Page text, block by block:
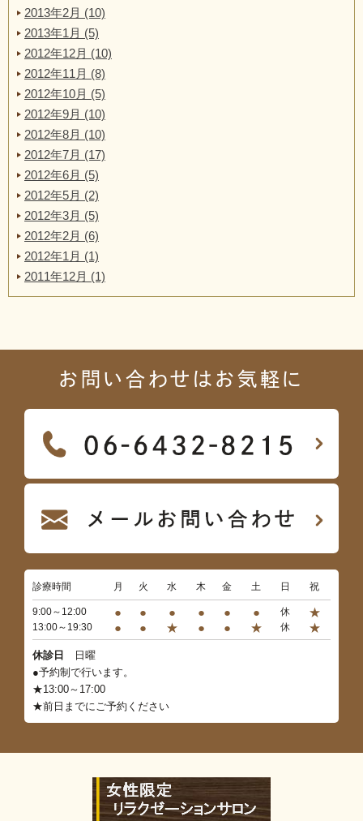
2013年2月 (10)
2013年1月 (5)
2012年12月 (10)
2012年11月 (8)
2012年10月 (5)
2012年9月 (10)
2012年8月 (10)
2012年7月 (17)
2012年6月 (5)
2012年5月 (2)
2012年3月 (5)
2012年2月 (6)
2012年1月 (1)
2011年12月 (1)
お問い合わせはお気軽に
診療時間 月 火 水 木 金 土 日 祝
9:00～12:00 ● ● ● ● ● ● 休 ★
13:00～19:30 ● ● ★ ● ● ★ 休 ★
休診日
日曜
●予約制で行います。
★13:00～17:00
★前日までにご予約ください